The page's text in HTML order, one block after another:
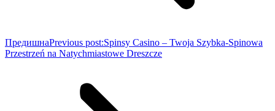
ПредишнаPrevious post:Spinsy Casino – Twoja Szybka‑Spinowa
Przestrzeń na Natychmiastowe Dreszcze